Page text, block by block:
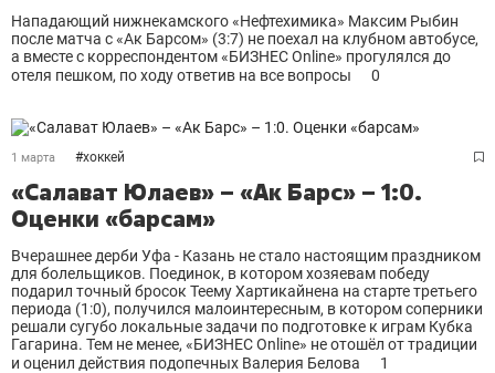
Нападающий нижнекамского «Нефтехимика» Максим Рыбин
после матча с «Ак Барсом» (3:7) не поехал на клубном автобусе,
а вместе с корреспондентом «БИЗНЕС Online» прогулялся до
отеля пешком, по ходу ответив на все вопросы
0
1 марта #хоккей
«Салават Юлаев» – «Ак Барс» – 1:0.
Оценки «барсам»
Вчерашнее дерби Уфа - Казань не стало настоящим праздником
для болельщиков. Поединок, в котором хозяевам победу
подарил точный бросок Теему Хартикайнена на старте третьего
периода (1:0), получился малоинтересным, в котором соперники
решали сугубо локальные задачи по подготовке к играм Кубка
Гагарина. Тем не менее, «БИЗНЕС Online» не отошёл от традиции
и оценил действия подопечных Валерия Белова
1